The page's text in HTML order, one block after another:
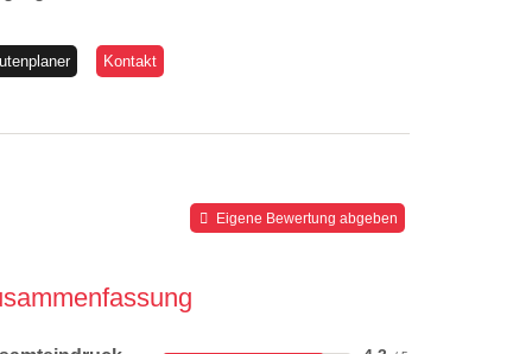
Kontakt
Eigene Bewertung abgeben